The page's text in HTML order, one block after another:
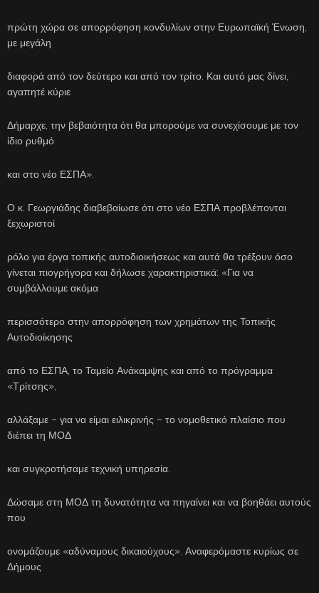
πρώτη χώρα σε απορρόφηση κονδυλίων στην Ευρωπαϊκή Ένωση,
με μεγάλη
διαφορά από τον δεύτερο και από τον τρίτο. Και αυτό μας δίνει,
αγαπητέ κύριε
Δήμαρχε, την βεβαιότητα ότι θα μπορούμε να συνεχίσουμε με τον
ίδιο ρυθμό
και στο νέο ΕΣΠΑ».
Ο κ. Γεωργιάδης διαβεβαίωσε ότι στο νέο ΕΣΠΑ προβλέπονται
ξεχωριστοί
ρόλο για έργα τοπικής αυτοδιοικήσεως και αυτά θα τρέξουν όσο
γίνεται πιογρήγορα και δήλωσε χαρακτηριστικά: «Για να
συμβάλλουμε ακόμα
περισσότερο στην απορρόφηση των χρημάτων της Τοπικής
Αυτοδιοίκησης
από το ΕΣΠΑ, το Ταμείο Ανάκαμψης και από το πρόγραμμα
«Τρίτσης»,
αλλάξαμε – για να είμαι ειλικρινής – το νομοθετικό πλαίσιο που
διέπει τη ΜΟΔ
και συγκροτήσαμε τεχνική υπηρεσία.
Δώσαμε στη ΜΟΔ τη δυνατότητα να πηγαίνει και να βοηθάει αυτούς
που
ονομάζουμε «αδύναμους δικαιούχους». Αναφερόμαστε κυρίως σε
Δήμους